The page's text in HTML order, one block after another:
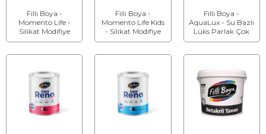
Filli Boya -
Momento Life -
Silikat Modifiye
Akrilik İç Cephe
Filli Boya -
Momento Life Kids
- Silikat Modifiye
Akrilik Silinebilir İç
Filli Boya -
AquaLux - Su Bazlı
Lüks Parlak Çok
Amaçlı Boya